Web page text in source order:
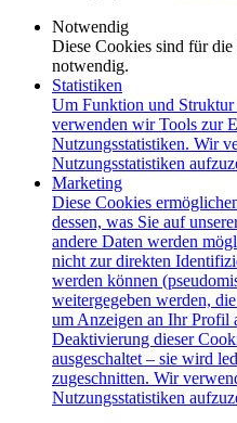
Notwendig
Diese Cookies sind für
notwendig.
Statistiken
Um Funktion und Struktur
verwenden wir Tools zur
Nutzungsstatistiken. Wir
Nutzungsstatistiken
Marketing
Diese Cookies
dessen, was Sie auf
andere Daten werden
nicht zur direkten
werden können
weitergegeben werden,
um Anzeigen an Ihr Profil
Deaktivierung dieser
ausgeschaltet – sie wird
zugeschnitten. Wir
Nutzungsstatistiken